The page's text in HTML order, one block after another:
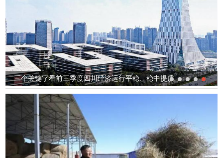
三个关键字看前三季度四川经济运行平稳、稳中提质